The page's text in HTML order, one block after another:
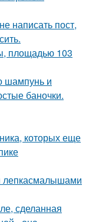
написать пост,
площадью 103
шампунь и
баночки.
которых еще
лепкасмалышами
сделанная